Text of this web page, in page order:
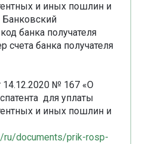
и иных пошлин и
Банковский
банка получателя
банка получателя
14.12.2020 № 167 «О
для уплаты
и иных пошлин и
ru/documents/prik-rosp-